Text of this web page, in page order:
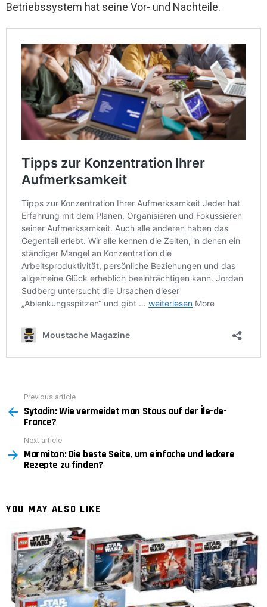
Betriebssystem hat seine Vor- und Nachteile.
more
Previous article
Sytadin: Wie vermeidet man Staus auf der Île-de-
France?
Next article
Marmiton: Die beste Seite, um einfache und leckere
Rezepte zu finden?
YOU MAY ALSO LIKE